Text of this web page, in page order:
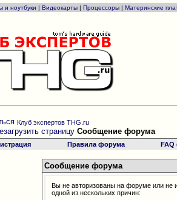
и ноутбуки | Видеокарты | Процессоры | Материнские
Клуб экспертов THG.ru
Сообщение форума
Правила форума
Сообщение форума
Вы не авторизованы на форуме или не
одной из нескольких причин: